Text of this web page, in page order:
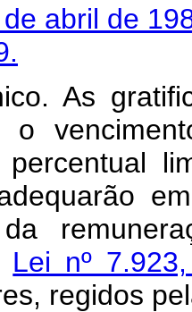
abril de
As
o
da
Lei nº
regidos